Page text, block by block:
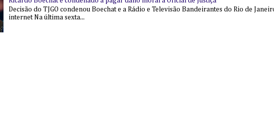
Decisão do TJGO condenou Boechat e a Rádio e Televisão Bandeirantes do Rio de
internet Na última sexta...